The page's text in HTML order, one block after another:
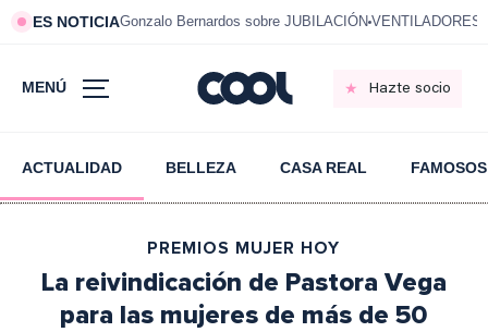
ES NOTICIAGonzalo Bernardos sobre JUBILACIÓN VENTILADORES
MENÚ Hazte socio
ACTUALIDAD BELLEZA CASA REAL FAMOSOS
PREMIOS MUJER HOY
La reivindicación de Pastora Vega
para las mujeres de más de 50